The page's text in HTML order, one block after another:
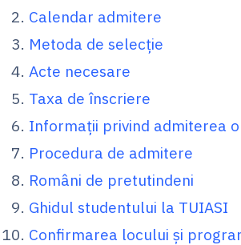
Calendar admitere
Metoda de selecție
Acte necesare
Taxa de înscriere
Informații privind admiterea
Procedura de admitere
Români de pretutindeni
Ghidul studentului la TUIASI
Confirmarea locului și